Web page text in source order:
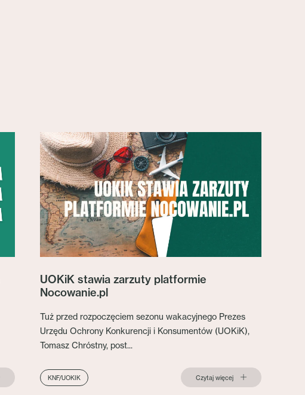
UOKiK stawia zarzuty platformie
Nocowanie.pl
Tuż przed rozpoczęciem sezonu wakacyjnego Prezes
Urzędu Ochrony Konkurencji i Konsumentów (UOKiK),
Tomasz Chróstny, post...
KNF/UOKIK Czytaj więcej